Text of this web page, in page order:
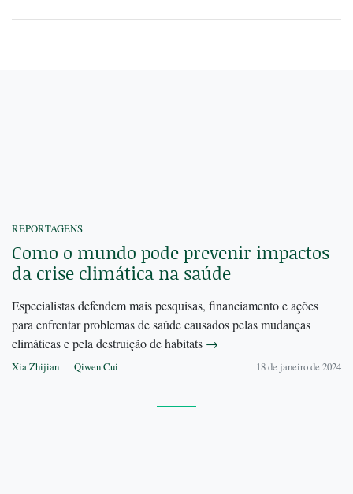
REPORTAGENS
Como o mundo pode prevenir impactos
da crise climática na saúde
Especialistas defendem mais pesquisas, financiamento e ações
para enfrentar problemas de saúde causados pelas mudanças
climáticas e pela destruição de habitats →
Xia Zhijian Qiwen Cui 18 de janeiro de 2024